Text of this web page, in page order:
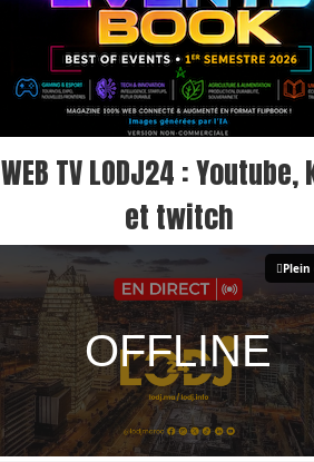
WEB TV LODJ24 :
et twitch
Plein